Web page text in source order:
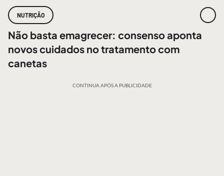
NUTRIÇÃO
Não basta emagrecer: consenso aponta
novos cuidados no tratamento com
canetas
CONTINUA APÓS A PUBLICIDADE